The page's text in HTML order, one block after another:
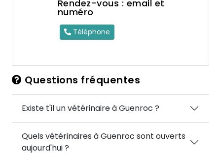
Rendez-vous : email et
numéro
Téléphone
Questions fréquentes
Existe t'il un vétérinaire à Guenroc ?
Quels vétérinaires à Guenroc sont ouverts
aujourd'hui ?